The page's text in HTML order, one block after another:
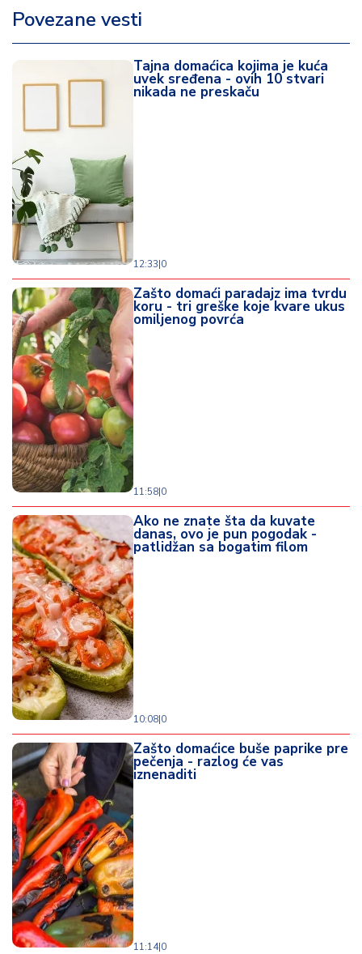
Povezane vesti
Tajna domaćica kojima je kuća
uvek sređena - ovih 10 stvari
nikada ne preskaču
12:33|0
Zašto domaći paradajz ima tvrdu
koru - tri greške koje kvare ukus
omiljenog povrća
11:58|0
Ako ne znate šta da kuvate
danas, ovo je pun pogodak -
patlidžan sa bogatim filom
10:08|0
Zašto domaćice buše paprike pre
pečenja - razlog će vas
iznenaditi
11:14|0